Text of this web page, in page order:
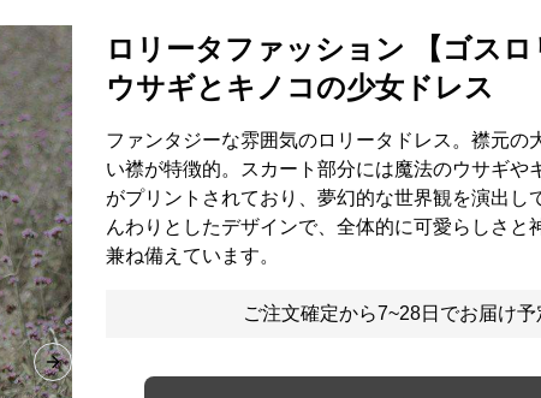
Next slide
ロリータファッション 【ゴスロ
ウサギとキノコの少女ドレス
ファンタジーな雰囲気のロリータドレス。襟元の
い襟が特徴的。スカート部分には魔法のウサギや
がプリントされており、夢幻的な世界観を演出し
んわりとしたデザインで、全体的に可愛らしさと
兼ね備えています。
ご注文確定から7~28日でお届け予